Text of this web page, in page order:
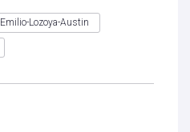
Emilio-Lozoya-Austin